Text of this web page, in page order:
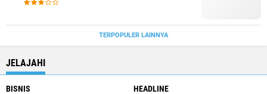
TERPOPULER LAINNYA
JELAJAHI
BISNIS HEADLINE